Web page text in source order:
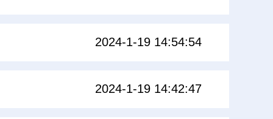
2024-1-19 14:54:54
2024-1-19 14:42:47